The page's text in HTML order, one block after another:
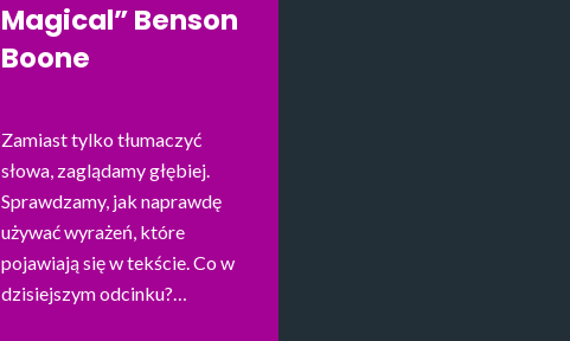
Magical” Benson
Boone
Zamiast tylko tłumaczyć
słowa, zaglądamy głębiej.
Sprawdzamy, jak naprawdę
używać wyrażeń, które
pojawiają się w tekście. Co w
dzisiejszym odcinku?…